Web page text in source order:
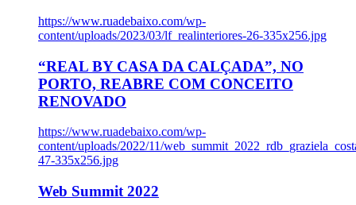
https://www.ruadebaixo.com/wp-
content/uploads/2023/03/lf_realinteriores-26-335x256.jpg
“REAL BY CASA DA CALÇADA”, NO
PORTO, REABRE COM CONCEITO
RENOVADO
https://www.ruadebaixo.com/wp-
content/uploads/2022/11/
47-335x256.jpg
Web Summit 2022